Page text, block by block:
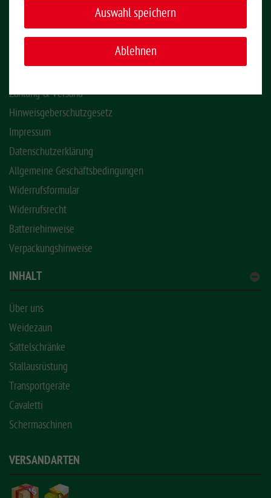
INFORMATIONEN
Zahlung & Versand
Hinweisgeberschutzgesetz
Impressum
Datenschutzerklärung
Allgemeine Geschäftsbedingungen
Widerrufsformular
Widerrufsrecht
Batteriehinweise
Verpackungshinweise
INHALT
Über uns
Weidezaun
Sattelschränke
Stallausrüstung
Transportgeräte
Cavaletti
Schermaschinen
VERSANDARTEN
Auswahl speichern
Ablehnen